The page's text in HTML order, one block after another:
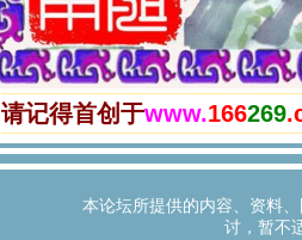
请记得首创于www.166269
本论坛所提供的内容、资料
讨，暂不